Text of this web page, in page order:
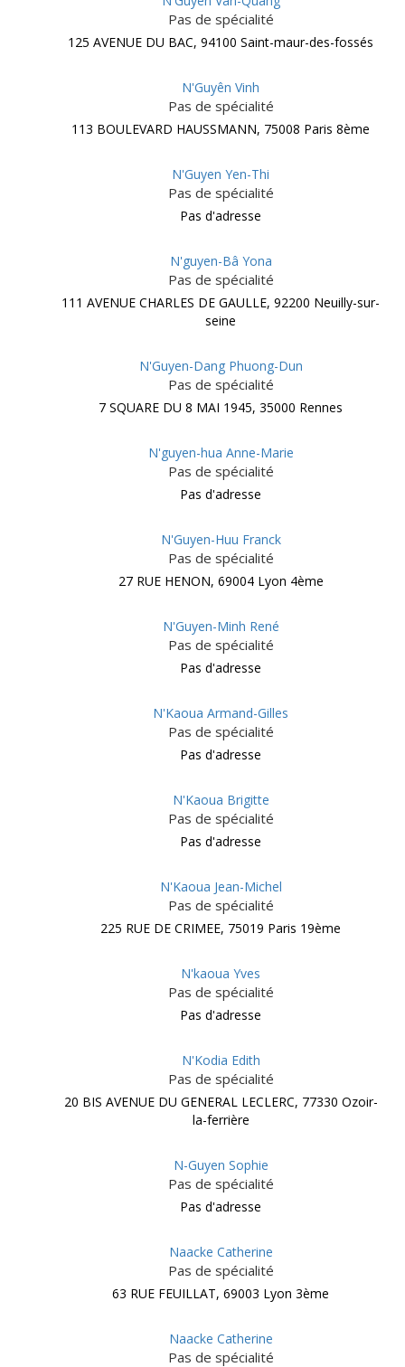
Pas de spécialité
125 AVENUE DU BAC, 94100 Saint-maur-des-fossés
N'Guyên Vinh
Pas de spécialité
113 BOULEVARD HAUSSMANN, 75008 Paris 8ème
N'Guyen Yen-Thi
Pas de spécialité
Pas d'adresse
N'guyen-Bâ Yona
Pas de spécialité
111 AVENUE CHARLES DE GAULLE, 92200 Neuilly-sur-
seine
N'Guyen-Dang Phuong-Dun
Pas de spécialité
7 SQUARE DU 8 MAI 1945, 35000 Rennes
N'guyen-hua Anne-Marie
Pas de spécialité
Pas d'adresse
N'Guyen-Huu Franck
Pas de spécialité
27 RUE HENON, 69004 Lyon 4ème
N'Guyen-Minh René
Pas de spécialité
Pas d'adresse
N'Kaoua Armand-Gilles
Pas de spécialité
Pas d'adresse
N'Kaoua Brigitte
Pas de spécialité
Pas d'adresse
N'Kaoua Jean-Michel
Pas de spécialité
225 RUE DE CRIMEE, 75019 Paris 19ème
N'kaoua Yves
Pas de spécialité
Pas d'adresse
N'Kodia Edith
Pas de spécialité
20 BIS AVENUE DU GENERAL LECLERC, 77330 Ozoir-
la-ferrière
N-Guyen Sophie
Pas de spécialité
Pas d'adresse
Naacke Catherine
Pas de spécialité
63 RUE FEUILLAT, 69003 Lyon 3ème
Naacke Catherine
Pas de spécialité